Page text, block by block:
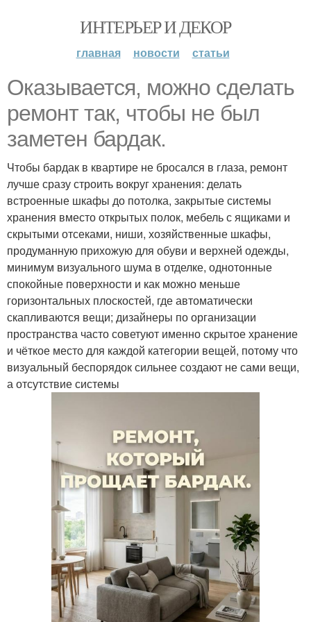
ИНТЕРЬЕР И ДЕКОР
главная новости статьи
Оказывается, можно сделать
ремонт так, чтобы не был
заметен бардак.
Чтобы бардак в квартире не бросался в глаза, ремонт
лучше сразу строить вокруг хранения: делать
встроенные шкафы до потолка, закрытые системы
хранения вместо открытых полок, мебель с ящиками и
скрытыми отсеками, ниши, хозяйственные шкафы,
продуманную прихожую для обуви и верхней одежды,
минимум визуального шума в отделке, однотонные
спокойные поверхности и как можно меньше
горизонтальных плоскостей, где автоматически
скапливаются вещи; дизайнеры по организации
пространства часто советуют именно скрытое хранение
и чёткое место для каждой категории вещей, потому что
визуальный беспорядок сильнее создают не сами вещи,
а отсутствие системы